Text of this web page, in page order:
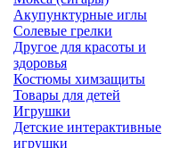
Акупунктурные иглы
Солевые грелки
Другое для красоты и
здоровья
Костюмы химзащиты
Товары для детей
Игрушки
Детские интерактивные
игрушки